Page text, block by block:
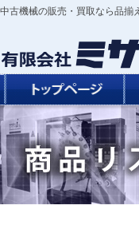
中古機械の販売・買取なら品